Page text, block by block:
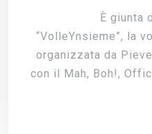
È giunta
“VolleYnsieme”, la
organizzata da
con il Mah, Boh!,